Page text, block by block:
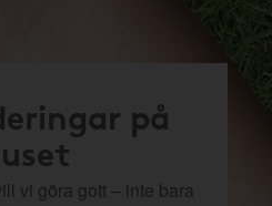
på
vi göra gott – inte bara